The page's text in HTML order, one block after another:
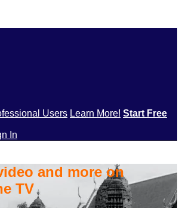
Users Learn More! Start Free
In
and more on
TV